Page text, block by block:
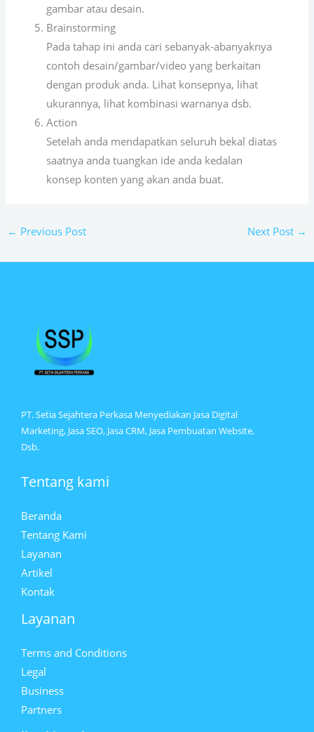
gambar atau desain.
Brainstorming
Pada tahap ini anda cari sebanyak-abanyaknya
contoh desain/gambar/video yang berkaitan
dengan produk anda. Lihat konsepnya, lihat
ukurannya, lihat kombinasi warnanya dsb.
Action
Setelah anda mendapatkan seluruh bekal diatas
saatnya anda tuangkan ide anda kedalan
konsep konten yang akan anda buat.
← Previous Post Next Post →
PT. Setia Sejahtera Perkasa Menyediakan Jasa Digital
Marketing, Jasa SEO, Jasa CRM, Jasa Pembuatan Website,
Dsb.
Tentang kami
Beranda
Tentang Kami
Layanan
Artikel
Kontak
Layanan
Terms and Conditions
Legal
Business
Partners